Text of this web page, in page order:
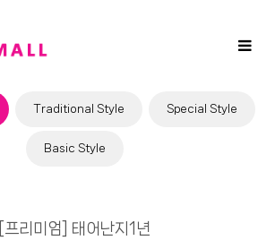
Toggle
Traditional Style Special Style
Basic Style
[프리미엄] 태어난지1년